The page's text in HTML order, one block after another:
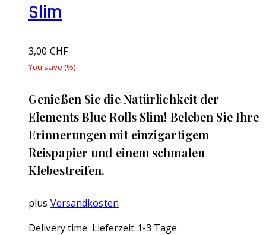
Slim
3,00 CHF
You save (%)
Genießen Sie die Natürlichkeit der
Elements Blue Rolls Slim! Beleben Sie Ihre
Erinnerungen mit einzigartigem
Reispapier und einem schmalen
Klebestreifen.
plus Versandkosten
Delivery time: Lieferzeit 1-3 Tage